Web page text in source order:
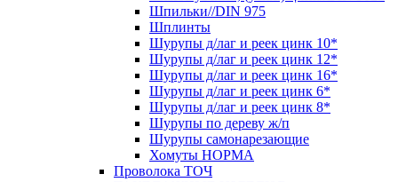
Шпильки//DIN 975
Шплинты
Шурупы д/лаг и реек цинк 10*
Шурупы д/лаг и реек цинк 12*
Шурупы д/лаг и реек цинк 16*
Шурупы д/лаг и реек цинк 6*
Шурупы д/лаг и реек цинк 8*
Шурупы по дереву ж/п
Шурупы самонарезающие
Хомуты НОРМА
Проволока ТОЧ